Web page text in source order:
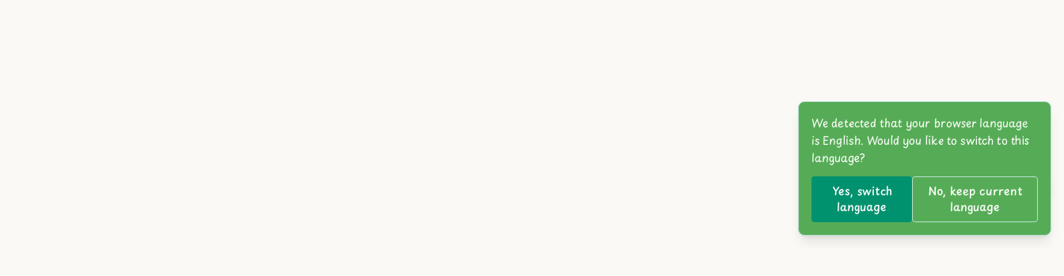
We detected that your browser language
is English. Would you like to switch to this
language?
Yes, switch
language
No, keep current
language